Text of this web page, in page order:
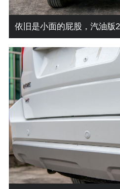
依旧是小面的屁股，汽油版